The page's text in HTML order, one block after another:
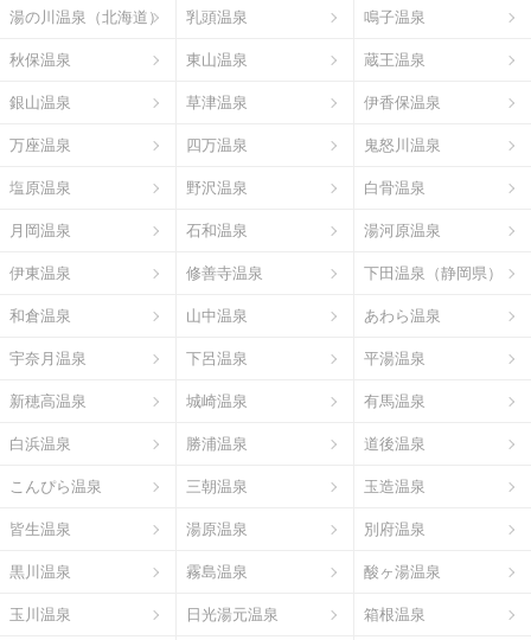
湯の川温泉（北海道） 乳頭温泉 鳴子温泉
秋保温泉 東山温泉 蔵王温泉
銀山温泉 草津温泉 伊香保温泉
万座温泉 四万温泉 鬼怒川温泉
塩原温泉 野沢温泉 白骨温泉
月岡温泉 石和温泉 湯河原温泉
伊東温泉 修善寺温泉 下田温泉（静岡県）
和倉温泉 山中温泉 あわら温泉
宇奈月温泉 下呂温泉 平湯温泉
新穂高温泉 城崎温泉 有馬温泉
白浜温泉 勝浦温泉 道後温泉
こんぴら温泉 三朝温泉 玉造温泉
皆生温泉 湯原温泉 別府温泉
黒川温泉 霧島温泉 酸ヶ湯温泉
玉川温泉 日光湯元温泉 箱根温泉